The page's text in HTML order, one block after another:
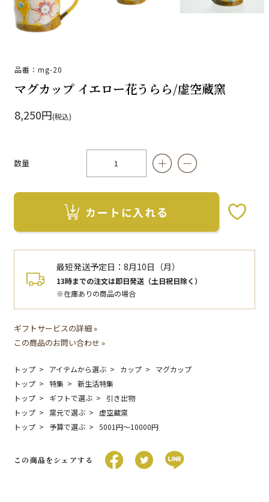
品番：mg-20
マグカップ イエロー花うらら/虚空蔵窯
8,250円(税込)
数量
カートに入れる
最短発送予定日：8月10日（月）
13時までの注文は即日発送（土日祝日除く）
※在庫ありの商品の場合
ギフトサービスの詳細 »
この商品のお問い合わせ »
トップ アイテムから選ぶ カップ
マグカップ
トップ
特集
新生活特集
トップ
ギフトで選ぶ
引き出物
トップ
窯元で選ぶ
虚空蔵窯
トップ
予算で選ぶ 5001円〜10000円
この商品をシェアする